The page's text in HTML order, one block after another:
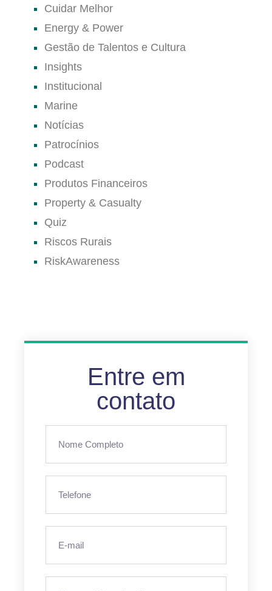
Cuidar Melhor
Energy & Power
Gestão de Talentos e Cultura
Insights
Institucional
Marine
Notícias
Patrocínios
Podcast
Produtos Financeiros
Property & Casualty
Quiz
Riscos Rurais
RiskAwareness
Entre em
contato